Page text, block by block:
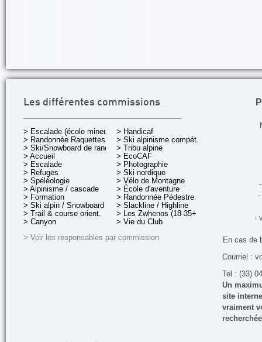
Les différentes commissions
> Escalade (école mineurs)
> Randonnée Raquettes
> Ski/Snowboard de rando.
> Accueil
> Escalade
> Refuges
> Spéléologie
> Alpinisme / cascade
> Formation
> Ski alpin / Snowboard
> Trail & course orient.
> Canyon
> Handicaf
> Ski alpinisme compét.
> Tribu alpine
> EcoCAF
> Photographie
> Ski nordique
> Vélo de Montagne
> École d'aventure
> Randonnée Pédestre
> Slackline / Highline
> Les Zwhenos (18-35+ ans)
> Vie du Club
> Voir les responsables par commission
-
-
En cas de
Courriel :
Tel : (33)
Un
site
vraiment